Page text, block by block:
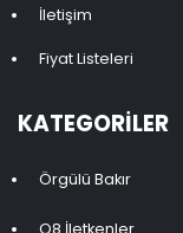
İletişim
Fiyat Listeleri
KATEGORILER
Örgülü Bakır
Q8 İletkenler